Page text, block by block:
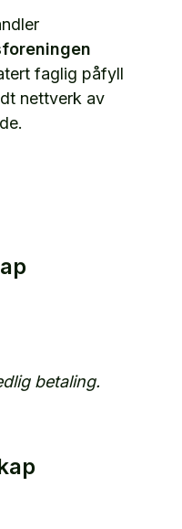
faglig påfyll
nettverk av
betaling.